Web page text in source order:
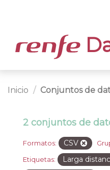
Inicio Conjuntos de
2 conjuntos de
Formatos: CSV
Etiquetas: Larga